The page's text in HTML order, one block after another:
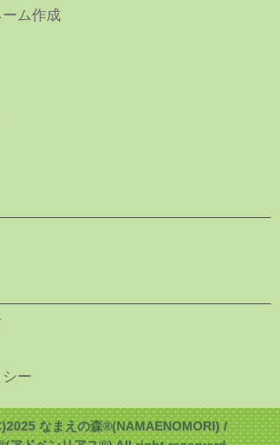
ム作成
ー
なまえの森®(NAMAENOMORI) /